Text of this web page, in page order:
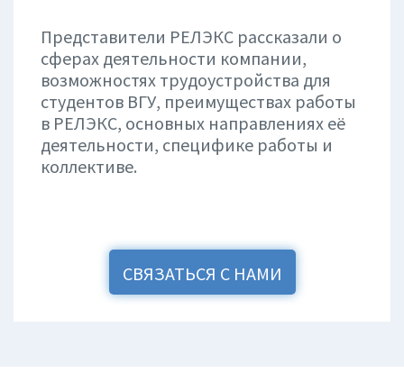
Представители РЕЛЭКС рассказали о
сферах деятельности компании,
возможностях трудоустройства для
студентов ВГУ, преимуществах работы
в РЕЛЭКС, основных направлениях её
деятельности, специфике работы и
коллективе.
СВЯЗАТЬСЯ С НАМИ